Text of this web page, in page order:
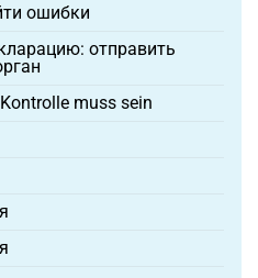
ошибки
отправить
muss sein